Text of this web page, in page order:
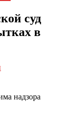
суд
в
надзора